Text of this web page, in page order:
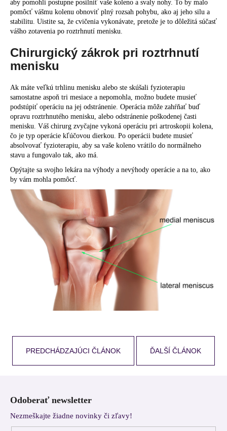
aby pomohli postupne posilniť vaše koleno a svaly nohy. To by malo
pomôcť vášmu kolenu obnoviť plný rozsah pohybu, ako aj jeho silu a
stabilitu. Uistite sa, že cvičenia vykonávate, pretože je to dôležitá súčasť
vášho zotavenia po roztrhnutí menisku.
Chirurgický zákrok pri roztrhnutí
menisku
Ak máte veľkú trhlinu menisku alebo ste skúšali fyzioterapiu
samostatne aspoň tri mesiace a nepomohla, možno budete musieť
podstúpiť operáciu na jej odstránenie. Operácia môže zahŕňať buď
opravu roztrhnutého menisku, alebo odstránenie poškodenej časti
menisku. Váš chirurg zvyčajne vykoná operáciu pri artroskopii kolena,
čo je typ operácie kľúčovou dierkou. Po operácii budete musieť
absolvovať fyzioterapiu, aby sa vaše koleno vrátilo do normálneho
stavu a fungovalo tak, ako má.
Opýtajte sa svojho lekára na výhody a nevýhody operácie a na to, ako
by vám mohla pomôcť.
PREDCHÁDZAJÚCI ČLÁNOK ĎALŠÍ ČLÁNOK
Odoberať newsletter
Nezmeškajte žiadne novinky či zľavy!